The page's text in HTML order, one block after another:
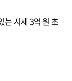
는 시세 3억 원 초